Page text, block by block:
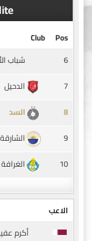
Pos
Club
6
شباب
7
الدحيل
8
السد
9
10
الغرافة
الاعب
أكرم